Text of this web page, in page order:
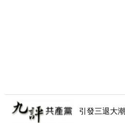
引發三退大潮